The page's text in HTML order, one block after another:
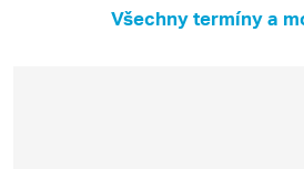
Všechny termíny a